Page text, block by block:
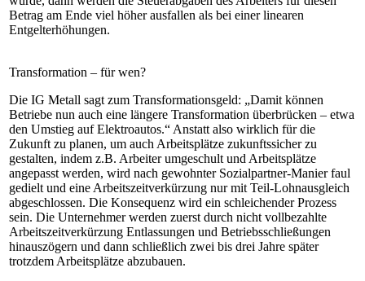
Betrag am Ende viel höher ausfallen als bei einer linearen
Entgelterhöhungen.
Transformation – für wen?
Die IG Metall sagt zum Transformationsgeld: „Damit können
Betriebe nun auch eine längere Transformation überbrücken – etwa
den Umstieg auf Elektroautos.“ Anstatt also wirklich für die
Zukunft zu planen, um auch Arbeitsplätze zukunftssicher zu
gestalten, indem z.B. Arbeiter umgeschult und Arbeitsplätze
angepasst werden, wird nach gewohnter Sozialpartner-Manier faul
gedielt und eine Arbeitszeitverkürzung nur mit Teil-Lohnausgleich
abgeschlossen. Die Konsequenz wird ein schleichender Prozess
sein. Die Unternehmer werden zuerst durch nicht vollbezahlte
Arbeitszeitverkürzung Entlassungen und Betriebsschließungen
hinauszögern und dann schließlich zwei bis drei Jahre später
trotzdem Arbeitsplätze abzubauen.